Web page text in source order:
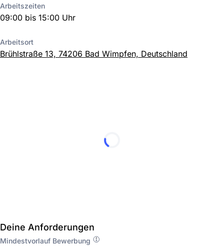
Arbeitszeiten
09:00 bis 15:00 Uhr
Arbeitsort
Brühlstraße 13, 74206 Bad Wimpfen, Deutschland
Deine Anforderungen
Mindestvorlauf Bewerbung